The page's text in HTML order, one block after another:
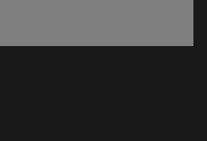
ventana)